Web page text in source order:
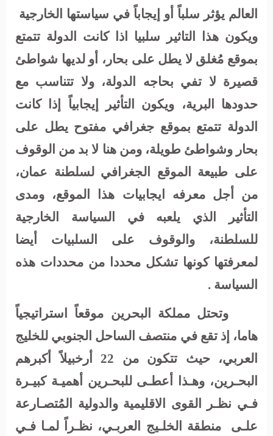
العالم يؤثر سلباً أو إيجاباً في سياستها الخارجية
ويكون هذا التاثير سلبيا اذا كانت الدولة تتمتع
بموقع مُغلق لا يطل على بحار، أو لديها شواطئ
قصيرة لا تفي بحاجه الدولة، ولا تتناسب مع
حدودها البرية، ويكون التأثير إيجابياً إذا كانت
الدولة تتمتع بموقع جغرافي مفتوح يطل على
بحار وشواطئ طويلة، ومن هنا لا بد من الوقوف
على طبيعة الموقع الجغرافي لسلطنة عمان،
من أجل معرفه ايجابيات هذا الموقع، ومدى
التأثير الذي يلعبه في السياسة الخارجية
للسلطنة، والوقوف على السلبيات أيضا
لمعرفتها كونها تشكل محددا من محددات هذه
السياسة .
وتحتل مملكة البحرين موقعاً استراتيجياً
هاما، إذ تقع في منتصف الساحل الجنوبي للخليج
العربي، حيث تتكون من 22 أرخبيلاً أكبرهم
البحـرين، وهـذا أعطـى للبحـرين أهميـة كبيـرة
فـي نظـر القوى الاقليمية والدولية المُتصـارعة
علـى
منطقة الخلـيج العربـي، نظـراً لمـا فـي